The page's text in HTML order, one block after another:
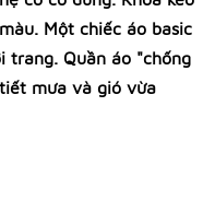
Một chiếc áo basic
trang. Quần áo "chống
mưa và gió vừa